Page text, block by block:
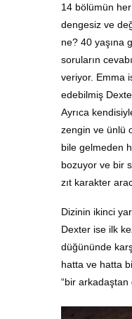
14 bölümün
dengesiz ve
ne? 40 yaşına
soruların
veriyor. Emma
edebilmiş
Ayrıca
zengin ve ünlü
bile gelmeden
bozuyor ve bir
zıt karakter
Dizinin ikinci
Dexter ise ilk
düğününde
hatta ve hatta
“bir arkadaştan